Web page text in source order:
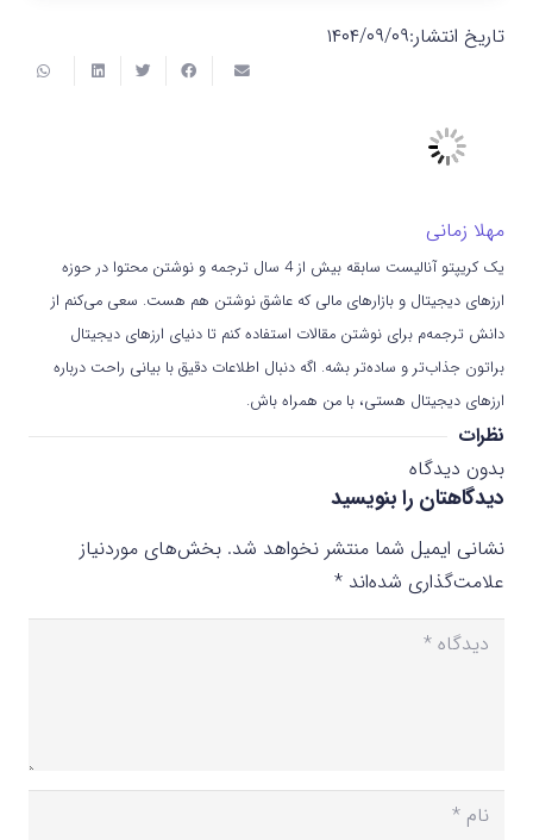
تاریخ انتشار:۱۴۰۴/۰۹/۰۹
مهلا زمانی
یک کریپتو آنالیست سابقه بیش از 4 سال ترجمه و نوشتن محتوا در حوزه
ارزهای دیجیتال و بازارهای مالی که عاشق نوشتن هم هست. سعی می‌کنم از
دانش ترجمه‌م برای نوشتن مقالات استفاده کنم تا دنیای ارزهای دیجیتال
براتون جذاب‌تر و ساده‌تر بشه. اگه دنبال اطلاعات دقیق با بیانی راحت درباره
ارزهای دیجیتال هستی، با من همراه باش.
نظرات
بدون دیدگاه
دیدگاهتان را بنویسید
نشانی ایمیل شما منتشر نخواهد شد. بخش‌های موردنیاز
علامت‌گذاری شده‌اند *